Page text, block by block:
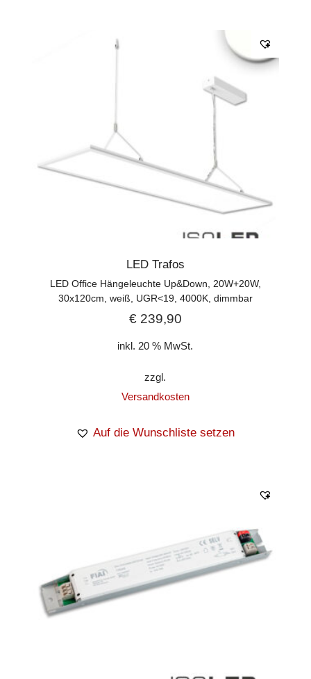
LED Trafos
LED Office Hängeleuchte Up&Down, 20W+20W,
30x120cm, weiß, UGR<19, 4000K, dimmbar
€239,90
inkl. 20 % MwSt.
zzgl.
Versandkosten
Auf die Wunschliste setzen